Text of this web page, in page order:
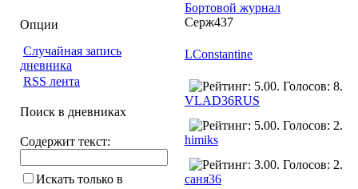
Бортовой журнал
Серж437
LConstantine
VLAD36RUS
himiks
саня36
Опции
Случайная запись
дневника
RSS лента
Поиск в дневниках
Содержит текст:
Искать только в